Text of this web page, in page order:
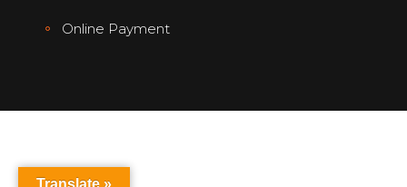
Online Payment
Translate »